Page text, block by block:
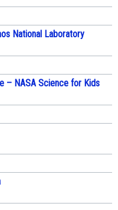
National Laboratory
– NASA Science for Kids